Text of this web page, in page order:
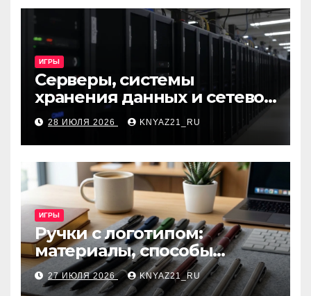
ИГРЫ
Серверы, системы
хранения данных и сетевое
оборудование: ключевые
виды и критерии выбора
28 ИЮЛЯ 2026 KNYAZ21_RU
ИГРЫ
Ручки с логотипом:
материалы, способы
нанесения и особенности
выбора
27 ИЮЛЯ 2026 KNYAZ21_RU